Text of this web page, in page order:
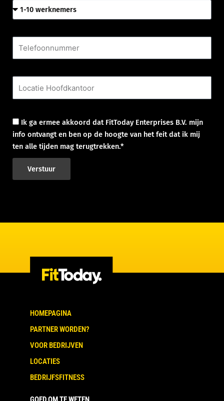
Ik ga ermee akkoord dat FitToday Enterprises B.V. mijn
info ontvangt en ben op de hoogte van het feit dat ik mij
ten alle tijden mag terugtrekken.*
Verstuur
HOMEPAGINA
PARTNER WORDEN?
VOOR BEDRIJVEN
LOCATIES
BEDRIJFSFITNESS